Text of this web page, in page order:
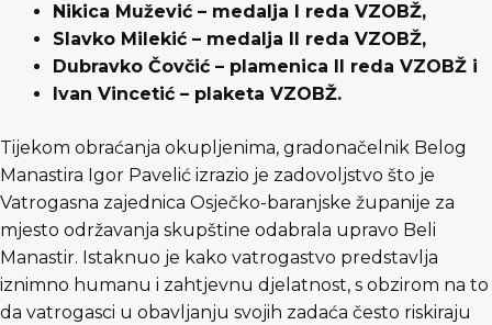
Nikica Mužević – medalja I reda VZOBŽ,
Slavko Milekić – medalja II reda VZOBŽ,
Dubravko Čovčić – plamenica II reda VZOBŽ i
Ivan Vincetić – plaketa VZOBŽ.
Tijekom obraćanja okupljenima, gradonačelnik Belog
Manastira Igor Pavelić izrazio je zadovoljstvo što je
Vatrogasna zajednica Osječko-baranjske županije za
mjesto održavanja skupštine odabrala upravo Beli
Manastir. Istaknuo je kako vatrogastvo predstavlja
iznimno humanu i zahtjevnu djelatnost, s obzirom na to
da vatrogasci u obavljanju svojih zadaća često riskiraju